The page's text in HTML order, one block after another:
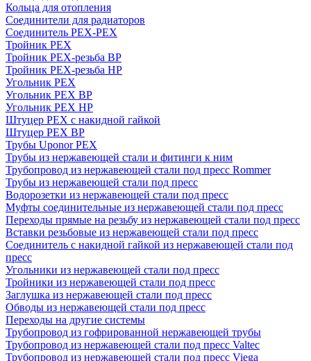
Кольца для отопления
Соединители для радиаторов
Соединитель PEX-PEX
Тройник PEX
Тройник PEX-резьба ВР
Тройник PEX-резьба НР
Угольник PEX
Угольник PEX ВР
Угольник PEX НР
Штуцер PEX c накидной гайкой
Штуцер PEX ВР
Трубы Uponor PEX
Трубы из нержавеющей стали и фитинги к ним
Трубопровод из нержавеющей стали под пресс Rommer
Трубы из нержавеющей стали под пресс
Водорозетки из нержавеющей стали под пресс
Муфты соединительные из нержавеющей стали под пресс
Переходы прямые на резьбу из нержавеющей стали под пресс
Вставки резьбовые из нержавеющей стали под пресс
Соединитель с накидной гайкой из нержавеющей стали под
пресс
Угольники из нержавеющей стали под пресс
Тройники из нержавеющей стали под пресс
Заглушка из нержавеющей стали под пресс
Обводы из нержавеющей стали под пресс
Переходы на другие системы
Трубопровод из гофрированной нержавеющей трубы
Трубопровод из нержавеющей стали под пресс Valtec
Трубопровод из нержавеющей стали под пресс Viega